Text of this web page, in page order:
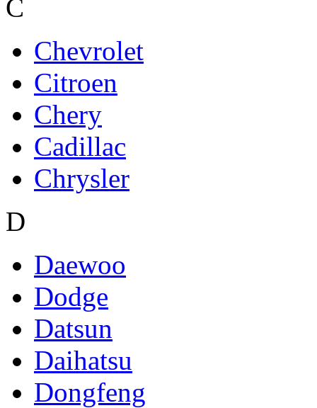
C
Chevrolet
Citroen
Chery
Cadillac
Chrysler
D
Daewoo
Dodge
Datsun
Daihatsu
Dongfeng